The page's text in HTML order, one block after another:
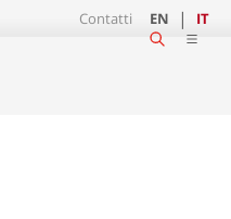
Contatti EN IT